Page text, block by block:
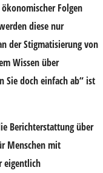
Folgen
diese nur
der Stigmatisierung von
Wissen über
Sie doch einfach ab“ ist
Berichterstattung über
Menschen mit
eigentlich